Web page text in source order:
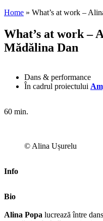
Home » What’s at work –
What’s at work–
Mădălina Dan
Dans & performance
În cadrul proiectului
60 min.
© Alina Ușurelu
Info
Bio
Alina Popa lucrează între